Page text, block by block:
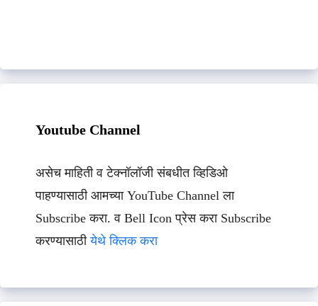
Youtube Channel
असेच माहिती व टेक्नॉलॉजी संबधीत व्हिडिओ
पाहण्यासाठी आमच्या YouTube Channel ला
Subscribe करा. व Bell Icon प्रेस करा Subscribe
करण्यासाठीयेथे क्लिक करा